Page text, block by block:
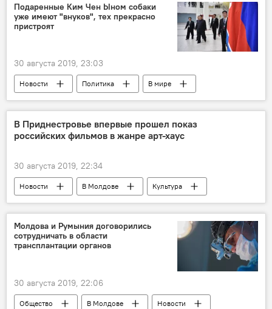
Подаренные Ким Чен Ыном собаки
уже имеют "внуков", тех прекрасно
пристроят
30 августа 2019, 23:03
Новости Политика
В мире
Общество
В Приднестровье впервые прошел показ
российских фильмов в жанре арт-хаус
30 августа 2019, 22:34
Новости В Молдове
Культура
Приднестровье
авторское кино
короткометражное кино
фильм
Молдова и Румыния договорились
сотрудничать в области
трансплантации органов
30 августа 2019, 22:06
Общество В Молдове
Новости